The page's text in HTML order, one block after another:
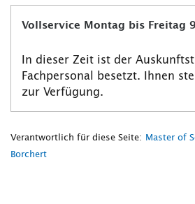
Vollservice Montag bis Freitag
In dieser Zeit ist der
Fachpersonal besetzt. Ihnen
zur Verfügung.
Verantwortlich für diese Seite:
Master of
Borchert